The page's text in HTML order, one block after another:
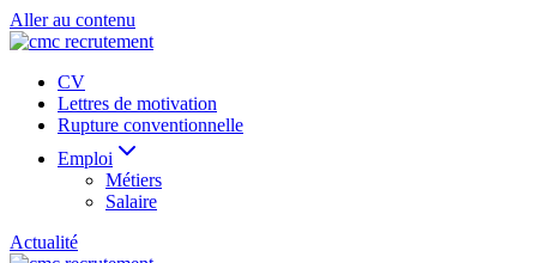
Aller au contenu
CV
Lettres de motivation
Rupture conventionnelle
Emploi
Métiers
Salaire
Actualité